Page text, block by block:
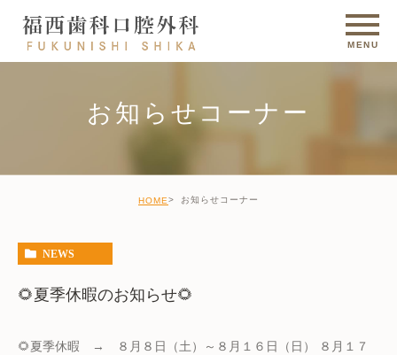
お知らせコーナー
HOME お知らせコーナー
NEWS
🌻夏季休暇のお知らせ🌻
🌻夏季休暇 → ８月８日（土）～８月１６日（日） ８月１７